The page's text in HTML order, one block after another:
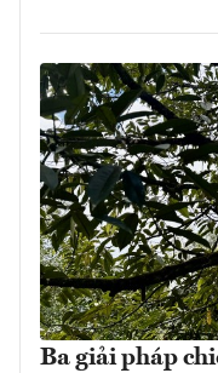
Ba giải pháp